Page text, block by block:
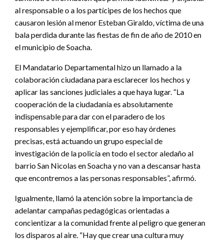
al responsable o a los partícipes de los hechos que
causaron lesión al menor Esteban Giraldo, víctima de una
bala perdida durante las fiestas de fin de año de 2010 en
el municipio de Soacha.
El Mandatario Departamental hizo un llamado a la
colaboración ciudadana para esclarecer los hechos y
aplicar las sanciones judiciales a que haya lugar. “La
cooperación de la ciudadanía es absolutamente
indispensable para dar con el paradero de los
responsables y ejemplificar, por eso hay órdenes
precisas, está actuando un grupo especial de
investigación de la policía en todo el sector aledaño al
barrio San Nicolas en Soacha y no van a descansar hasta
que encontremos a las personas responsables”, afirmó.
Igualmente, llamó la atención sobre la importancia de
adelantar campañas pedagógicas orientadas a
concientizar a la comunidad frente al peligro que generan
los disparos al aire. “Hay que crear una cultura muy